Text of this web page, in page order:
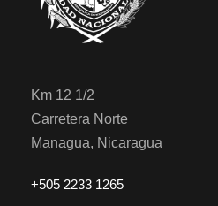
Km 12 1/2
Carretera Norte
Managua, Nicaragua
+505 2233 1265